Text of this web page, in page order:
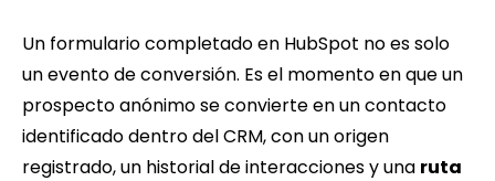
Un formulario completado en HubSpot no es solo
un evento de conversión. Es el momento en que un
prospecto anónimo se convierte en un contacto
identificado dentro del CRM, con un origen
registrado, un historial de interacciones y una ruta